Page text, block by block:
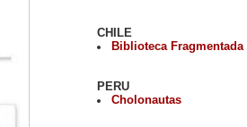
CHILE
Biblioteca Fragmentada
PERU
Cholonautas